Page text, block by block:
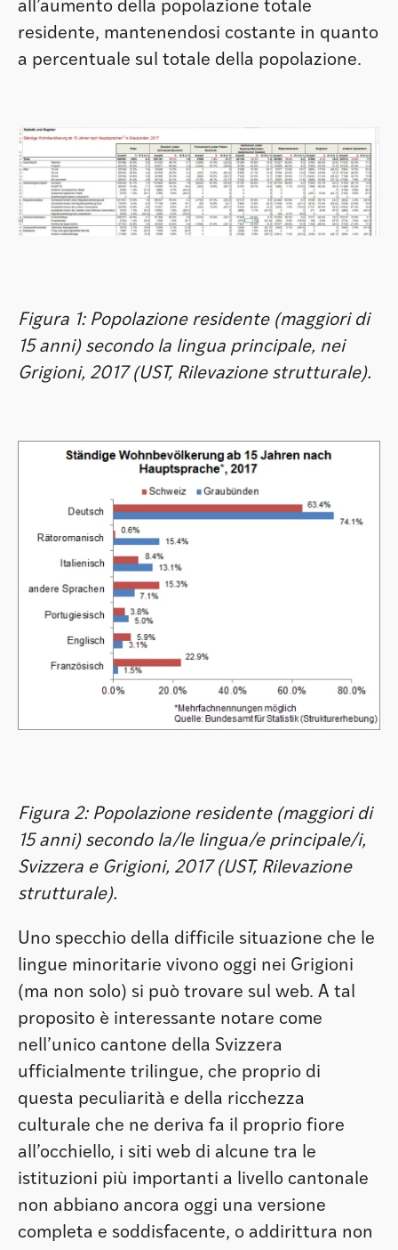
all’aumento della popolazione totale
residente, mantenendosi costante in quanto
a percentuale sul totale della popolazione.
Figura 1: Popolazione residente (maggiori di
15 anni) secondo la lingua principale, nei
Grigioni, 2017 (UST, Rilevazione strutturale).
Figura 2: Popolazione residente (maggiori di
15 anni) secondo la/le lingua/e principale/i,
Svizzera e Grigioni, 2017 (UST, Rilevazione
strutturale).
Uno specchio della difficile situazione che le
lingue minoritarie vivono oggi nei Grigioni
(ma non solo) si può trovare sul web. A tal
proposito è interessante notare come
nell’unico cantone della Svizzera
ufficialmente trilingue, che proprio di
questa peculiarità e della ricchezza
culturale che ne deriva fa il proprio fiore
all’occhiello, i siti web di alcune tra le
istituzioni più importanti a livello cantonale
non abbiano ancora oggi una versione
completa e soddisfacente, o addirittura non